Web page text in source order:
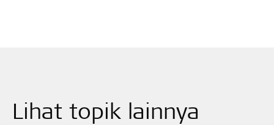
Lihat topik lainnya